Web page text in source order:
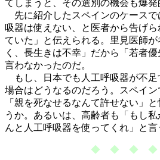
てしまうと、その選別の機会も爆発
先に紹介したスペインのケースで
吸器は使えない、と医者から告げ
ていた」と伝えられる。里見医師
く、長生きは不幸」だから「若者
言わなかったのだ。
もし、日本でも人工呼吸器が不足
場合はどうなるのだろう。スペイン
「親を死なせるなんて許せない」
うか。あるいは、高齢者も「もし
んと人工呼吸器を使ってくれ」と言
◆ ◆ ◆ ◆